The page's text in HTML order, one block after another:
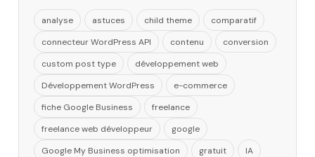
analyse astuces child theme
comparatif
connecteur WordPress API
contenu
conversion
custom post type
développement web
Développement WordPress
e-commerce
fiche Google Business
freelance
freelance web développeur
google
Google My Business optimisation
gratuit
IA